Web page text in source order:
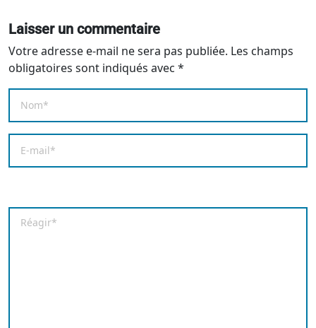
Laisser un commentaire
Votre adresse e-mail ne sera pas publiée. Les champs
obligatoires sont indiqués avec *